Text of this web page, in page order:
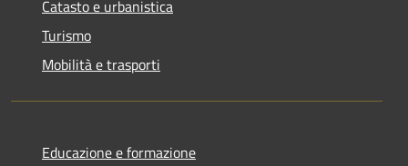
Catasto e urbanistica
Turismo
Mobilità e trasporti
Educazione e formazione